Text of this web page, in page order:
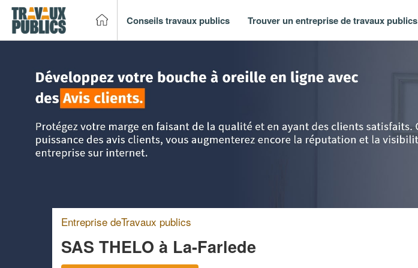
Conseils travaux publics Trouver un entreprise de travaux publics
Entreprise deTravaux publics
SAS THELO à La-Farlede